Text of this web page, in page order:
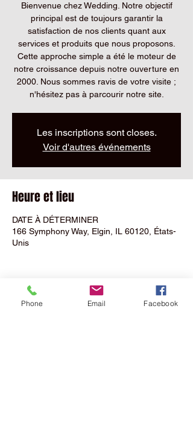
Bienvenue chez Wedding. Notre objectif
principal est de toujours garantir la
satisfaction de nos clients quant aux
services et produits que nous proposons.
Cette approche simple a été le moteur de
notre croissance depuis notre ouverture en
2000. Nous sommes ravis de votre visite ;
n'hésitez pas à parcourir notre site.
Les inscriptions sont closes.
Voir d'autres événements
Heure et lieu
DATE À DÉTERMINER
166 Symphony Way, Elgin, IL 60120, États-
Unis
Partager cet événement
Phone Email Facebook